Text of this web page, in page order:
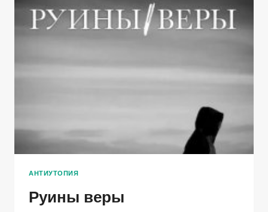
АНТИУТОПИЯ
Руины веры